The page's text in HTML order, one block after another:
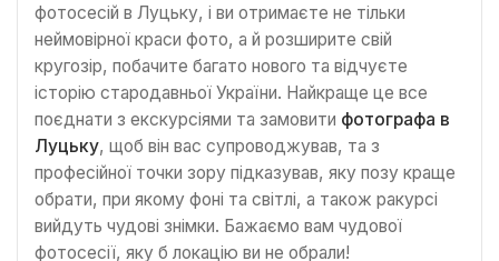
фотосесій в Луцьку, і ви отримаєте не тільки
неймовірної краси фото, а й розширите свій
кругозір, побачите багато нового та відчуєте
історію стародавньої України. Найкраще це все
поєднати з екскурсіями та замовити фотографа в
Луцьку, щоб він вас супроводжував, та з
професійної точки зору підказував, яку позу краще
обрати, при якому фоні та світлі, а також ракурсі
вийдуть чудові знімки. Бажаємо вам чудової
фотосесії, яку б локацію ви не обрали!